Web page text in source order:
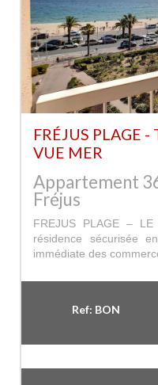
FRÉJUS PLAGE
VUE MER
Appartement
Fréjus
FREJUS PLAGE –
résidence sécurisée
immédiate des
Ref: BON